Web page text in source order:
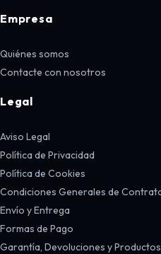
Empresa
Quiénes somos
Contacte con nosotros
Legal
Aviso Legal
Política de Privacidad
Política de Cookies
Condiciones Generales de
Envío y Entrega
Formas de Pago
Garantía, Devoluciones y